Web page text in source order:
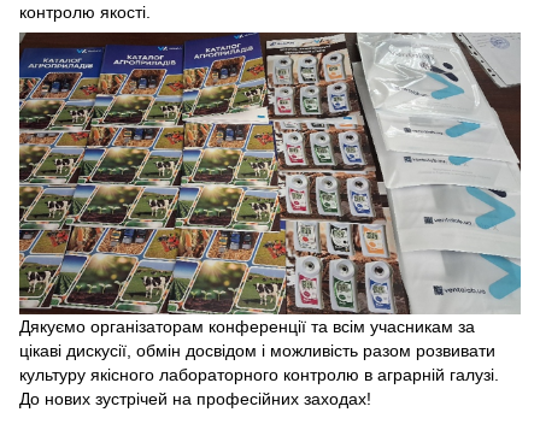
контролю якості.
Дякуємо організаторам конференції та всім учасникам за
цікаві дискусії, обмін досвідом і можливість разом розвивати
культуру якісного лабораторного контролю в аграрній галузі.
До нових зустрічей на професійних заходах!